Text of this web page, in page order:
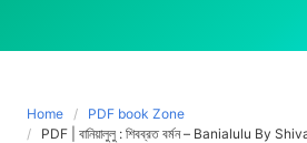
Home
PDF book Zone
PDF | বানিয়ালুলু : শিবব্রত বর্মন – Banialulu